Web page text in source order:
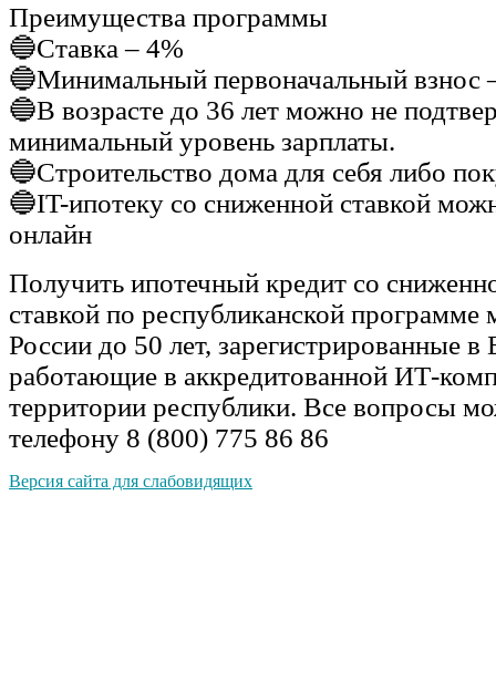
Преимущества программы
🔵Ставка – 4%
🔵Минимальный первоначальный взнос
🔵В возрасте до 36 лет можно не
минимальный уровень зарплаты.
🔵Строительство дома для себя либо
🔵IT-ипотеку со сниженной ставкой
онлайн
Получить ипотечный кредит со
ставкой по республиканской программе
России до 50 лет, зарегистрированные в
работающие в аккредитованной ИТ-
территории республики. Все вопросы
телефону 8 (800) 775 86 86
Версия сайта для слабовидящих